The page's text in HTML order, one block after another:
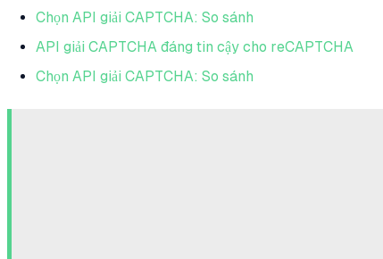
Chọn API giải CAPTCHA: So sánh
API giải CAPTCHA đáng tin cậy cho reCAPTCHA
Chọn API giải CAPTCHA: So sánh